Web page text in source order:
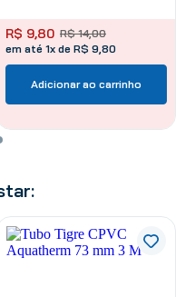
R$ 14,00
R$ 9,80
em até 1x de R$ 9,80
Adicionar ao carrinho